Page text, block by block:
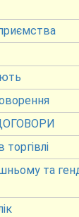
торгівлі
та